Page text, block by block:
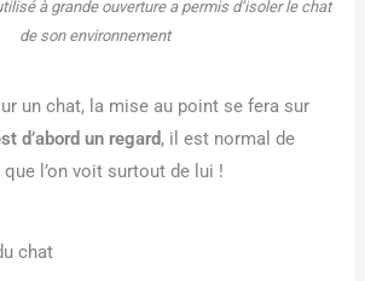
à grande ouverture a permis d’isoler le chat
de son environnement
un chat, la mise au point se fera sur
d’abord un regard, il est normal de
l’on voit surtout de lui !
chat